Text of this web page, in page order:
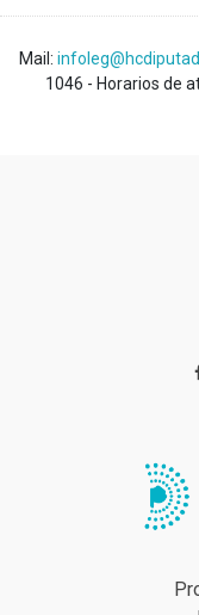
Mail:
1046 - Horarios de